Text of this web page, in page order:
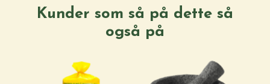
Kunder som så på dette så
også på